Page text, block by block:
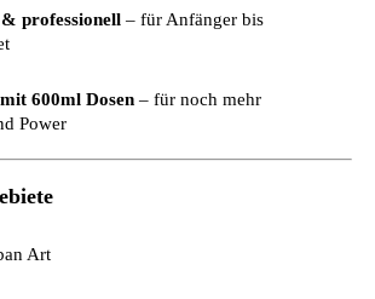
professionell – für Anfänger bis
600ml Dosen – für noch mehr
Power
Art